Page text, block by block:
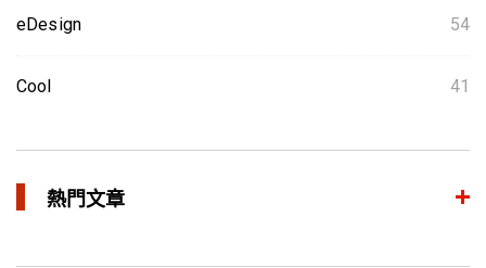
eDesign 54
Cool 41
熱門文章